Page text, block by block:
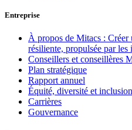
Entreprise
À propos de Mitacs : Créer
résiliente, propulsée par les
Conseillers et conseillères
Plan stratégique
Rapport annuel
Équité, diversité et inclusion
Carrières
Gouvernance